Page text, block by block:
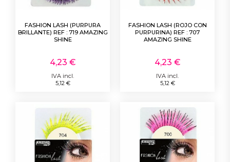
FASHION LASH (PURPURA
BRILLANTE) REF : 719 AMAZING
SHINE
4,23 €
IVA incl.
5,12 €
FASHION LASH (ROJO CON
PURPURINA) REF : 707
AMAZING SHINE
4,23 €
IVA incl.
5,12 €